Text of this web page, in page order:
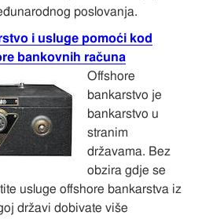
poslovanja.
i usluge pomoći kod
bankovnih računa
Offshore
bankarstvo je
bankarstvo u
stranim
državama. Bez
obzira gdje se
usluge offshore bankarstva iz
državi dobivate više